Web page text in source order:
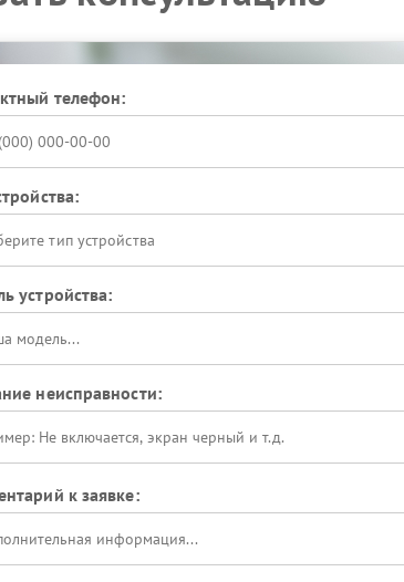
в сервисный центр
Это помогает вернуть стабильность
таких сигналов со временем приводит к
— заняться устранением неисправности заранее,
телефон:
тип устройства
устройства:
неисправности:
к заявке: